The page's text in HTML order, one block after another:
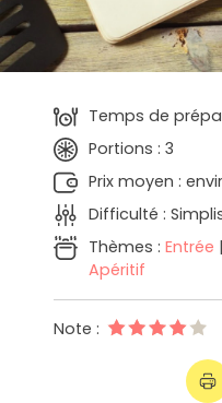
Temps de
Portions : 3
Prix moyen :
Difficulté :
Thèmes : Entrée |
Apéritif
Note :